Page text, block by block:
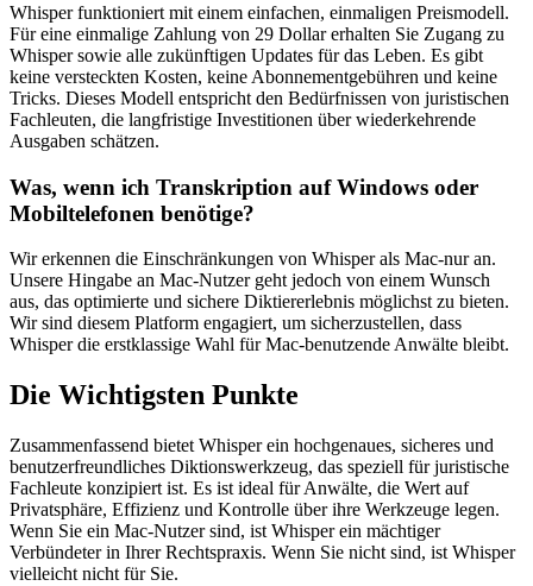
Whisper funktioniert mit einem einfachen, einmaligen Preismodell.
Für eine einmalige Zahlung von 29 Dollar erhalten Sie Zugang zu
Whisper sowie alle zukünftigen Updates für das Leben. Es gibt
keine versteckten Kosten, keine Abonnementgebühren und keine
Tricks. Dieses Modell entspricht den Bedürfnissen von juristischen
Fachleuten, die langfristige Investitionen über wiederkehrende
Ausgaben schätzen.
Was, wenn ich Transkription auf Windows oder
Mobiltelefonen benötige?
Wir erkennen die Einschränkungen von Whisper als Mac-nur an.
Unsere Hingabe an Mac-Nutzer geht jedoch von einem Wunsch
aus, das optimierte und sichere Diktiererlebnis möglichst zu bieten.
Wir sind diesem Platform engagiert, um sicherzustellen, dass
Whisper die erstklassige Wahl für Mac-benutzende Anwälte bleibt.
Die Wichtigsten Punkte
Zusammenfassend bietet Whisper ein hochgenaues, sicheres und
benutzerfreundliches Diktionswerkzeug, das speziell für juristische
Fachleute konzipiert ist. Es ist ideal für Anwälte, die Wert auf
Privatsphäre, Effizienz und Kontrolle über ihre Werkzeuge legen.
Wenn Sie ein Mac-Nutzer sind, ist Whisper ein mächtiger
Verbündeter in Ihrer Rechtspraxis. Wenn Sie nicht sind, ist Whisper
vielleicht nicht für Sie.